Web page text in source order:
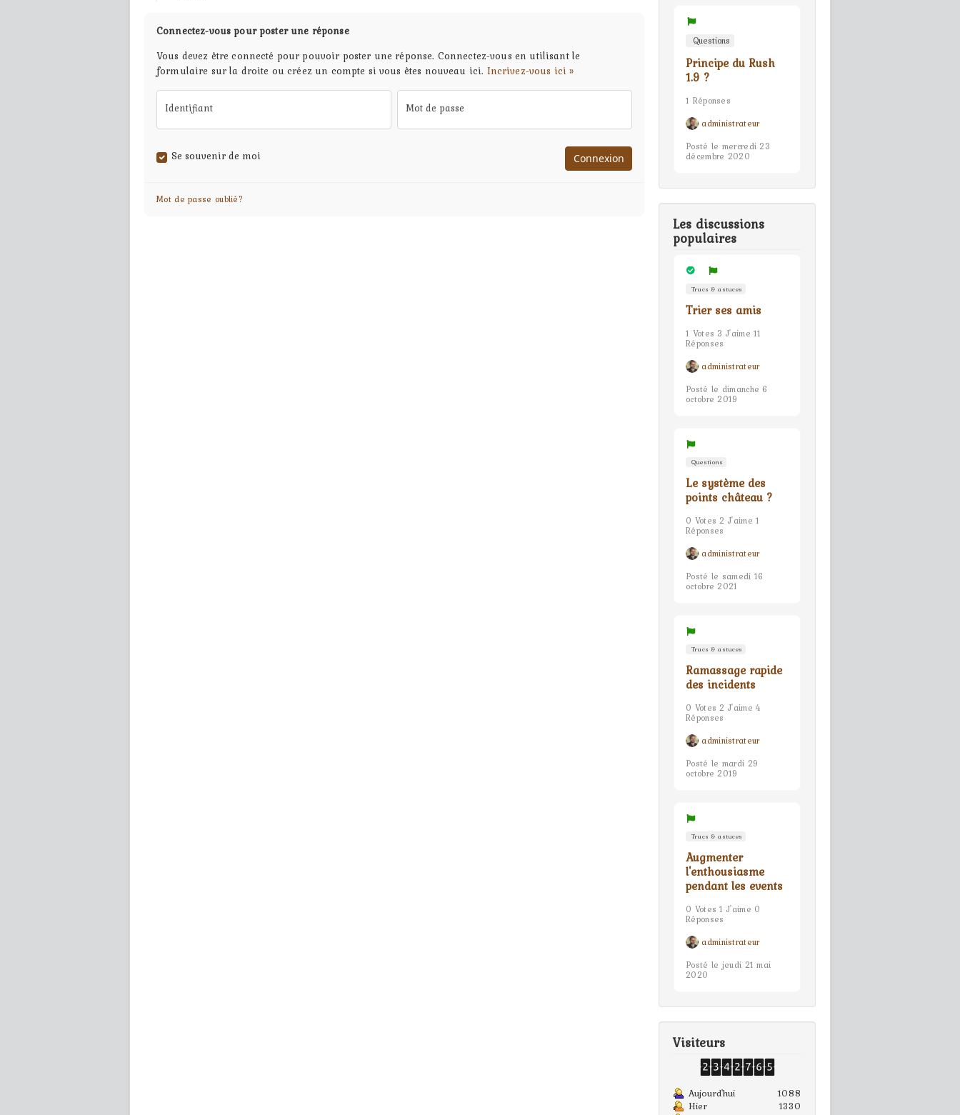
Connectez-vous pour poster une réponse
Vous devez être connecté pour pouvoir poster une réponse. Connectez-vous en utilisant le
formulaire sur la droite ou créez un compte si vous êtes nouveau ici. Incrivez-vous ici »
Identifiant Mot de passe
Se souvenir de moi
Mot de passe oublié?
Questions
Principe du Rush
1.9 ?
1 Réponses
administrateur
Posté le mercredi 23
décembre 2020
Les discussions
populaires
Trucs & astuces
Trier ses amis
1 Votes 3 J'aime 11
Réponses
administrateur
Posté le dimanche 6
octobre 2019
Questions
Le système des
points château ?
0 Votes 2 J'aime 1
Réponses
administrateur
Posté le samedi 16
octobre 2021
Trucs & astuces
Ramassage rapide
des incidents
0 Votes 2 J'aime 4
Réponses
administrateur
Posté le mardi 29
octobre 2019
Trucs & astuces
Augmenter
l'enthousiasme
pendant les events
0 Votes 1 J'aime 0
Réponses
administrateur
Posté le jeudi 21 mai
2020
Visiteurs
Aujourd'hui
1088
Hier
1330